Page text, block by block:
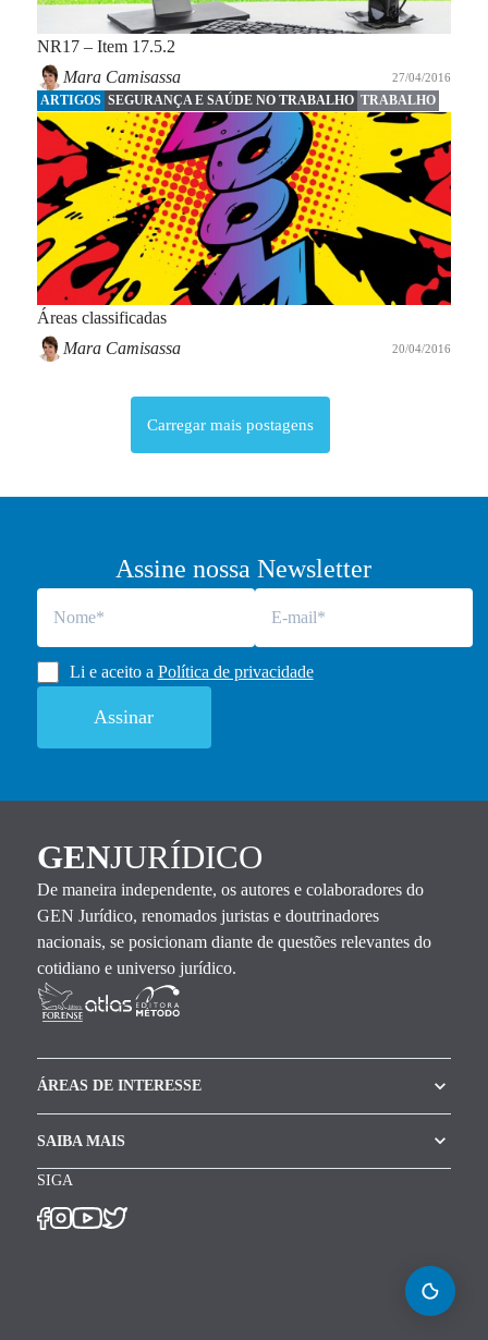
NR17 – Item 17.5.2
Mara Camisassa
27/04/2016
ARTIGOS SEGURANÇA E SAÚDE NO TRABALHO TRABALHO
Áreas classificadas
Mara Camisassa
20/04/2016
Carregar mais postagens
Assine nossa Newsletter
Li e aceito a Política de privacidade
GENJURÍDICO
De maneira independente, os autores e colaboradores do
GEN Jurídico, renomados juristas e doutrinadores
nacionais, se posicionam diante de questões relevantes do
cotidiano e universo jurídico.
ÁREAS DE INTERESSE
SAIBA MAIS
SIGA